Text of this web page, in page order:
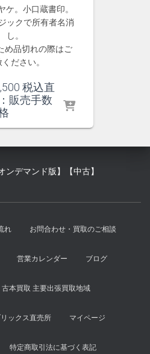
ケ。小口蔵書印。
ックで所有者名消
し。
め品切れの際はご
ださい。
現
在
は
で
税込直
販売手数
ンデマンド版】【中古】
れ お問合わせ・買取のご相談
営業カレンダー ブログ
古本買取 主要出張買取地域
ックス直売所 マイページ
特定商取引法に基づく表記